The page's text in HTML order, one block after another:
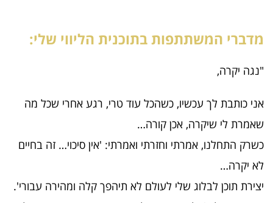
מדברי המשתתפות בתוכנית הליווי שלי:
"נגה יקרה,
אני כותבת לך עכשיו, כשהכל עוד טרי, רגע אחרי שכל מה
שאמרת לי שיקרה, אכן קורה…
כשרק התחלנו, אמרתי וחזרתי ואמרתי: 'אין סיכוי… זה בחיים
לא יקרה…
יצירת תוכן לבלוג שלי לעולם לא תיהפך קלה ומהירה עבורי'.